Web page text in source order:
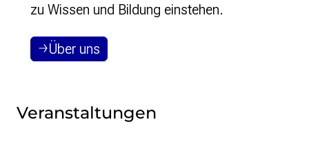
zu Wissen und Bildung einstehen.
Über uns
Veranstaltungen